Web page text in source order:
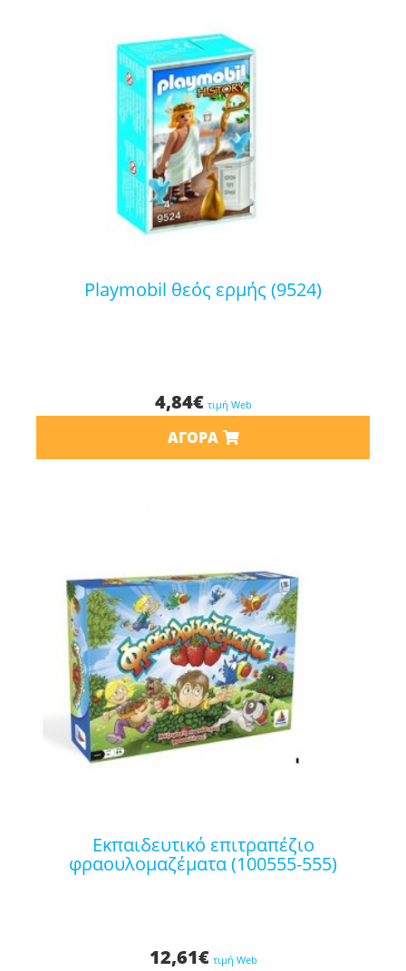
playmobil θεός ερμής (9524)
4,84€ τιμή Web
ΑΓΟΡΆ
εκπαιδευτικό επιτραπέζιο
φραουλομαζέματα (100555-555)
12,61€ τιμή Web